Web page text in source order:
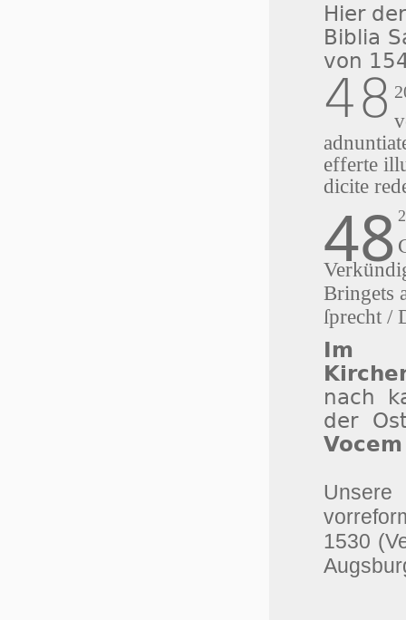
Hier
Biblia
von
48
efferte
dicite
48
Bringets
ſprecht /
Im
nach
der
1530